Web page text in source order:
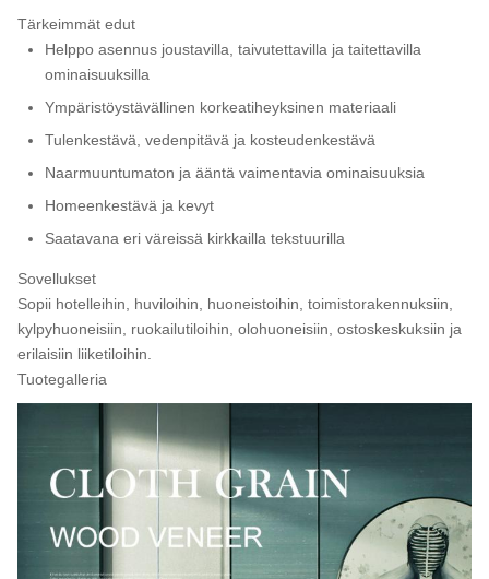
Tärkeimmät edut
Helppo asennus joustavilla, taivutettavilla ja taitettavilla
ominaisuuksilla
Ympäristöystävällinen korkeatiheyksinen materiaali
Tulenkestävä, vedenpitävä ja kosteudenkestävä
Naarmuuntumaton ja ääntä vaimentavia ominaisuuksia
Homeenkestävä ja kevyt
Saatavana eri väreissä kirkkailla tekstuurilla
Sovellukset
Sopii hotelleihin, huviloihin, huoneistoihin, toimistorakennuksiin,
kylpyhuoneisiin, ruokailutiloihin, olohuoneisiin, ostoskeskuksiin ja
erilaisiin liiketiloihin.
Tuotegalleria